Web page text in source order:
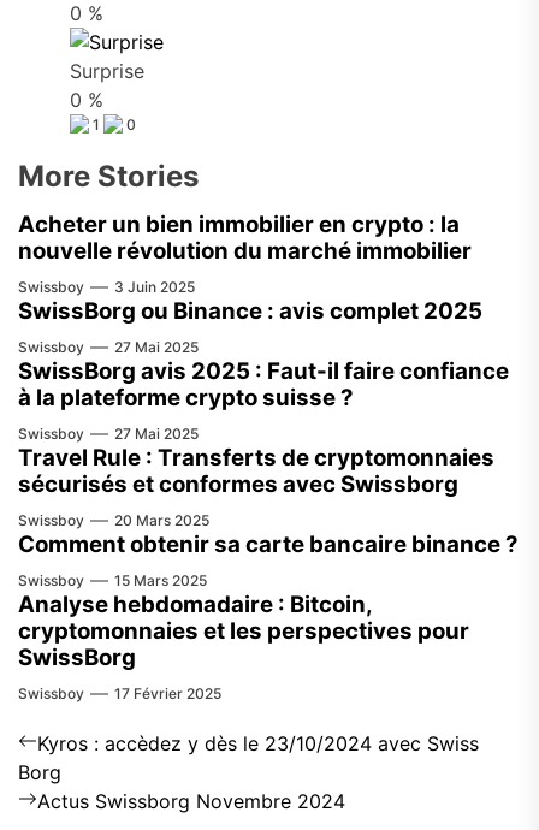
0 %
Surprise
0 %
1 0
More Stories
Acheter un bien immobilier en crypto : la
nouvelle révolution du marché immobilier
Swissboy 3 Juin 2025
SwissBorg ou Binance : avis complet 2025
Swissboy 27 Mai 2025
SwissBorg avis 2025 : Faut-il faire confiance
à la plateforme crypto suisse ?
Swissboy 27 Mai 2025
Travel Rule : Transferts de cryptomonnaies
sécurisés et conformes avec Swissborg
Swissboy 20 Mars 2025
Comment obtenir sa carte bancaire binance ?
Swissboy 15 Mars 2025
Analyse hebdomadaire : Bitcoin,
cryptomonnaies et les perspectives pour
SwissBorg
Swissboy 17 Février 2025
Navigation
de
l’article
Previous
post:
Kyros : accèdez y dès le 23/10/2024 avec Swiss
Borg
Next
Actus Swissborg Novembre 2024